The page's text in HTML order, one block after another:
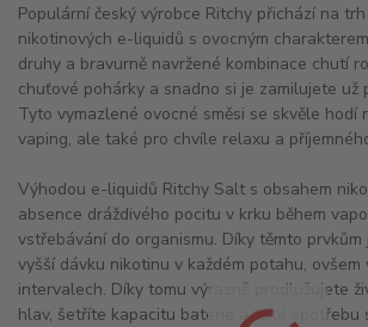
Populární český výrobce Ritchy přichází na
nikotinových e-liquidů s ovocným
druhy a bravurně navržené kombinace chutí
chuťové pohárky a snadno si je zamilujete už
Tyto vymazlené ovocné směsi se skvěle hodí
vaping, ale také pro chvíle relaxu a
Výhodou e-liquidů Ritchy Salt s obsahem
absence dráždivého pocitu v krku během
vstřebávání do organismu. Díky těmto
vyšší dávku nikotinu v každém potahu, ovšem
intervalech. Díky tomu výrazně prodlužujete
hlav, šetříte kapacitu baterie a také spotřebu